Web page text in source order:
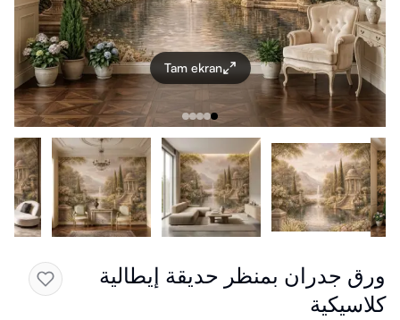
Tam ekran
ورق جدران بمنظر حديقة إيطالية
كلاسيكية